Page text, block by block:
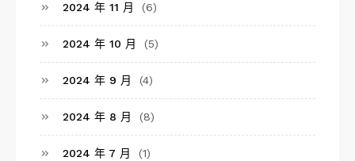
2024 年 11 月 (6)
2024 年 10 月 (5)
2024 年 9 月 (4)
2024 年 8 月 (8)
2024 年 7 月 (1)